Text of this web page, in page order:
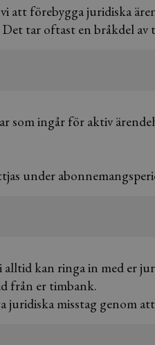
att förebygga juridiska
tar oftast en bråkdel
som ingår för aktiv
under
kan ringa in med er
från er timbank.
juridiska misstag genom